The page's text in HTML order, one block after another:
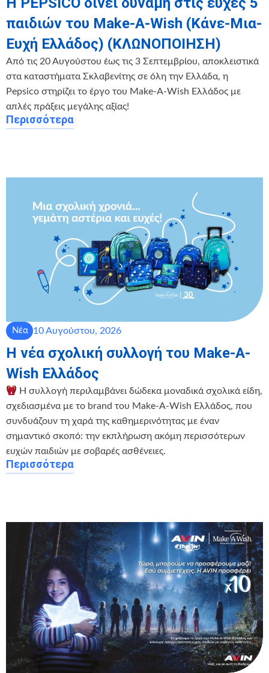
παιδιών του Make-A-Wish (Κάνε-Μια-
Ευχή Ελλάδος) (ΚΛΩΝΟΠΟΙΗΣΗ)
Από τις 20 Αυγούστου έως τις 3 Σεπτεμβρίου, αποκλειστικά
στα καταστήματα Σκλαβενίτης σε όλη την Ελλάδα, η
Pepsico στηρίζει το έργο του Make-A-Wish Ελλάδος με
απλές πράξεις μεγάλης αξίας!
Περισσότερα
Νέα 10 Αυγούστου, 2026
Η νέα σχολική συλλογή του Make-A-
Wish Ελλάδος
Η συλλογή περιλαμβάνει δώδεκα μοναδικά σχολικά είδη,
σχεδιασμένα με το brand του Make-A-Wish Ελλάδος, που
συνδυάζουν τη χαρά της καθημερινότητας με έναν
σημαντικό σκοπό: την εκπλήρωση ακόμη περισσότερων
ευχών παιδιών με σοβαρές ασθένειες.
Περισσότερα